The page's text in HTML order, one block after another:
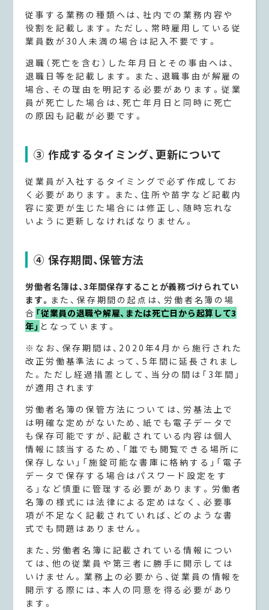
従事する業務の種類へは、社内での業務内容や
役割を記載します。ただし、常時雇用している従
業員数が30人未満の場合は記入不要です。
退職（死亡を含む）した年月日とその事由へは、
退職日等を記載します。また、退職事由が解雇の
場合、その理由を明記する必要があります。従業
員が死亡した場合は、死亡年月日と同時に死亡
の原因も記載が必要です。
③ 作成するタイミング、更新について
従業員が入社するタイミングで必ず作成してお
く必要があります。また、住所や苗字など記載内
容に変更が生じた場合には修正し、随時忘れな
いように更新しなければなりません。
④ 保存期間、保管方法
労働者名簿は、3年間保存することが義務づけられてい
ます。 また、保存期間の起点は、労働者名簿の場
合 「従業員の退職や解雇、または死亡日から起算して3
年」 となっています。
※なお、保存期間は、2020年4月から施行された
改正労働基準法によって、5年間に延長されまし
た。ただし経過措置として、当分の間は「3年間」
が適用されます
労働者名簿の保管方法については、労基法上で
は明確な定めがないため、紙でも電子データで
も保存可能ですが、記載されている内容は個人
情報に該当するため、「誰でも閲覧できる場所に
保存しない」「施錠可能な書庫に格納する」「電子
データで保存する場合はパスワード設定をす
る」など慎重に管理する必要があります。労働者
名簿の様式には法律による定めはなく、必要事
項が不足なく記載されていれば、どのような書
式でも問題はありません。
また、労働者名簿に記載されている情報につい
ては、他の従業員や第三者に勝手に開示しては
いけません。業務上の必要から、従業員の情報を
開示する際には、本人の同意を得る必要があり
ます。